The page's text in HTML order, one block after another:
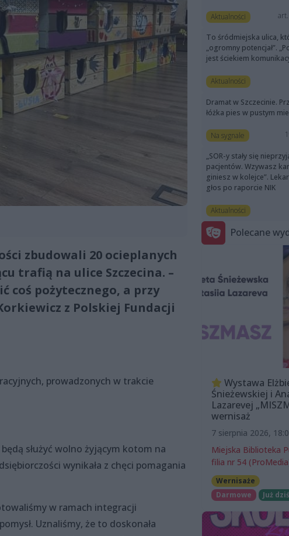
zbudowali 20 ocieplanych
trafią na ulice Szczecina. –
coś pożytecznego, a przy
z Polskiej Fundacji
prowadzonych w trakcie
służyć wolno żyjącym kotom na
wynikała z chęci pomagania
w ramach integracji
Uznaliśmy, że to doskonała
Aktualności
To śródmiejska ulica,
„ogromny potencjał”.
jest ściekiem
Aktualności
Dramat w Szczecinie.
łóżka pies w pustym
Na sygnale
„SOR-y stały się
pacjentów. Wzywasz
giniesz w kolejce”.
głos po raporcie NIK
Aktualności
Polecane
Wystawa
Śnieżewskiej i
Lazarevej
wernisaż
7 sierpnia 2026,
Miejska Biblioteka
filia nr 54
Wernisaże
Darmowe
Już dziś